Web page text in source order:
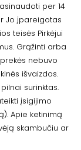
per 14
Jo įpareigotas
teisės Pirkėjui
Grąžinti arba
nebuvo
išvaizdos.
surinktas.
įsigijimo
Apie ketinimą
skambučiu ar